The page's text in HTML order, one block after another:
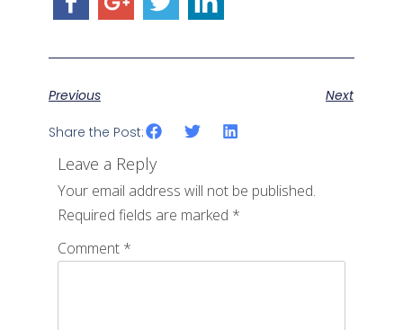
Previous Next
Share the Post:
Leave a Reply
Your email address will not be published.
Required fields are marked *
Comment *